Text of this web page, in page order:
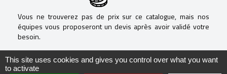
Vous ne trouverez pas de prix sur ce catalogue, mais nos
équipes vous proposeront un devis après avoir validé votre
besoin.
This site uses cookies and gives you control over what you want
to activate